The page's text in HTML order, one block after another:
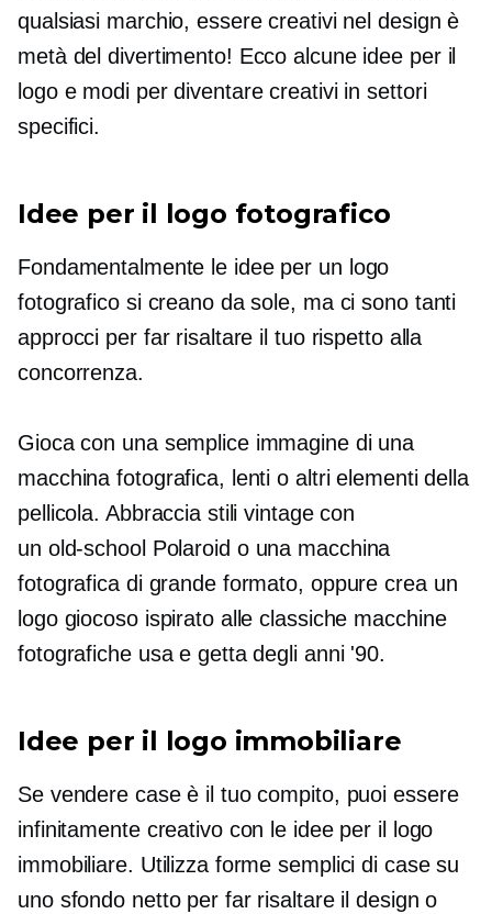
qualsiasi marchio, essere creativi nel design è
metà del divertimento! Ecco alcune idee per il
logo e modi per diventare creativi in ​​settori
specifici.
Idee per il logo fotografico
Fondamentalmente le idee per un logo
fotografico si creano da sole, ma ci sono tanti
approcci per far risaltare il tuo rispetto alla
concorrenza.
Gioca con una semplice immagine di una
macchina fotografica, lenti o altri elementi della
pellicola. Abbraccia stili vintage con
un old-school Polaroid o una macchina
fotografica di grande formato, oppure crea un
logo giocoso ispirato alle classiche macchine
fotografiche usa e getta degli anni '90.
Idee per il logo immobiliare
Se vendere case è il tuo compito, puoi essere
infinitamente creativo con le idee per il logo
immobiliare. Utilizza forme semplici di case su
uno sfondo netto per far risaltare il design o